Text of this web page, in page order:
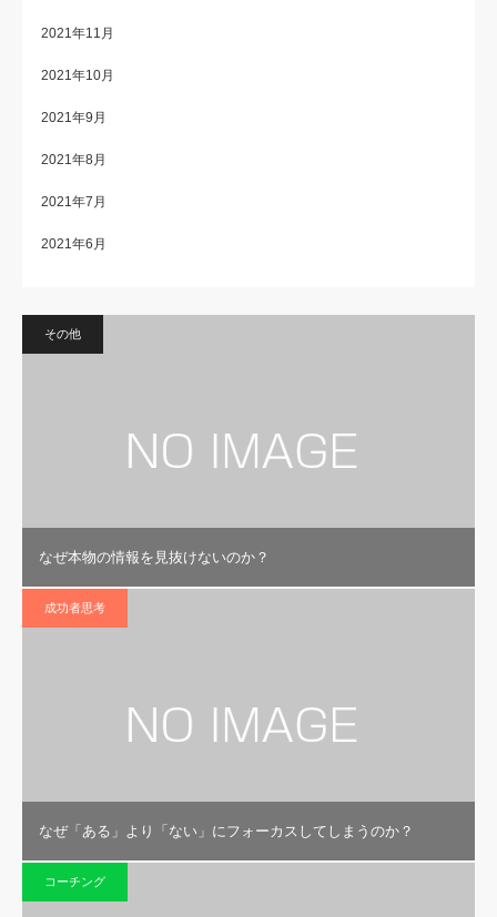
2021年11月
2021年10月
2021年9月
2021年8月
2021年7月
2021年6月
その他
なぜ本物の情報を見抜けないのか？
成功者思考
なぜ「ある」より「ない」にフォーカスしてしまうのか？
コーチング